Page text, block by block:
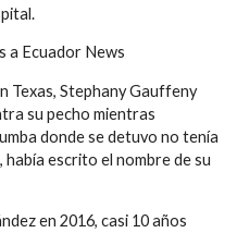
a Ecuador News
Texas, Stephany Gauffeny
su pecho mientras
donde se detuvo no tenía
escrito el nombre de su
en 2016, casi 10 años